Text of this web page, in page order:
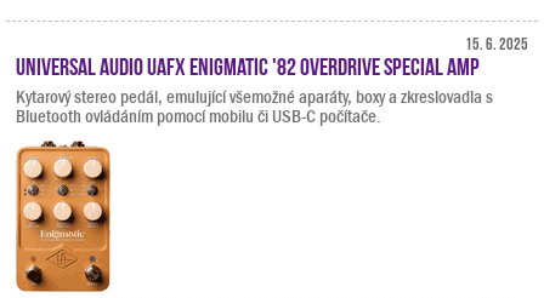
15. 6. 2025
Universal Audio UAFX Enigmatic '82 Overdrive Special Amp
Kytarový stereo pedál, emulující všemožné aparáty, boxy a zkreslovadla s
Bluetooth ovládáním pomocí mobilu či USB-C počítače.